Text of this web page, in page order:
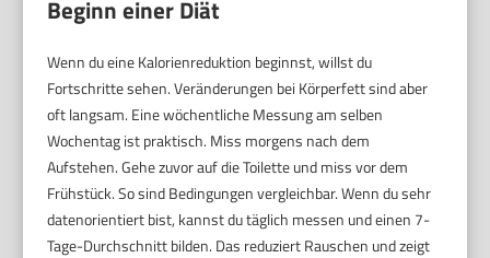
Beginn einer Diät
Wenn du eine Kalorienreduktion beginnst, willst du
Fortschritte sehen. Veränderungen bei Körperfett sind aber
oft langsam. Eine wöchentliche Messung am selben
Wochentag ist praktisch. Miss morgens nach dem
Aufstehen. Gehe zuvor auf die Toilette und miss vor dem
Frühstück. So sind Bedingungen vergleichbar. Wenn du sehr
datenorientiert bist, kannst du täglich messen und einen 7-
Tage-Durchschnitt bilden. Das reduziert Rauschen und zeigt